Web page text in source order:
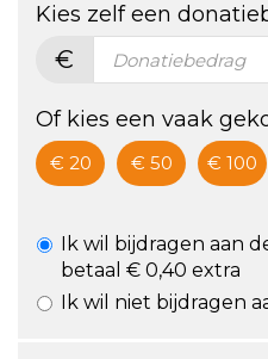
ZA 24/9,
Utrecht
Kies zelf een
€
Of kies een vaak
€ 20 € 50 € 100
Ik wil bijdragen aan
betaal € 0,40 extra
Ik wil niet bijdragen